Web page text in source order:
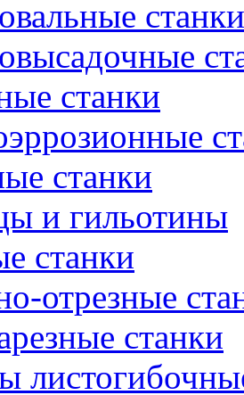
станки
станки
станки
и гильотины
станки
отрезные
станки